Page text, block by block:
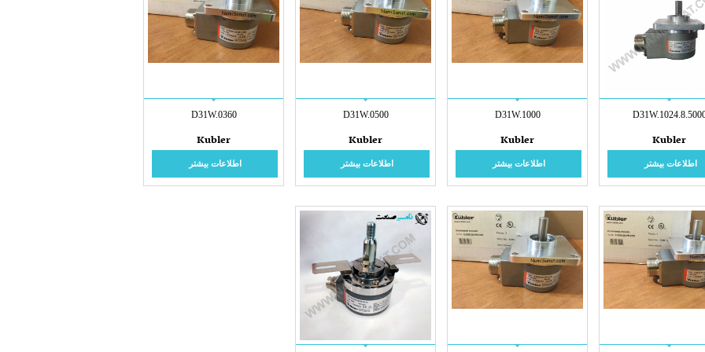
Kubler
اطلاعات بیشتر
D31W.1000
Kubler
اطلاعات بیشتر
D31W.0500
Kubler
اطلاعات بیشتر
D31W.0360
Kubler
اطلاعات بیشتر